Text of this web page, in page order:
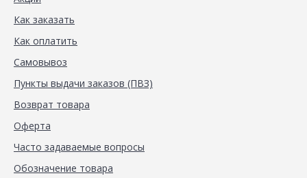
Как заказать
Как оплатить
Самовывоз
Пункты выдачи заказов (ПВЗ)
Возврат товара
Оферта
Часто задаваемые вопросы
Обозначение товара